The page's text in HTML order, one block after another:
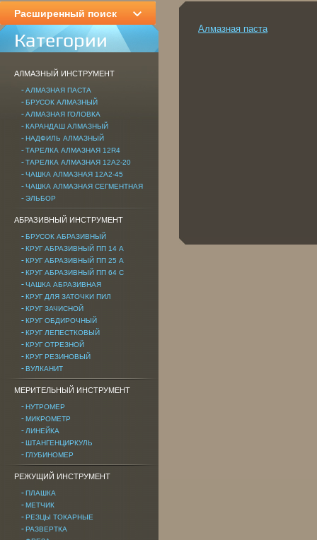
Расширенный поиск
Категории
АЛМАЗНЫЙ ИНСТРУМЕНТ
АЛМАЗНАЯ ПАСТА
БРУСОК АЛМАЗНЫЙ
АЛМАЗНАЯ ГОЛОВКА
КАРАНДАШ АЛМАЗНЫЙ
НАДФИЛЬ АЛМАЗНЫЙ
ТАРЕЛКА АЛМАЗНАЯ 12R4
ТАРЕЛКА АЛМАЗНАЯ 12A2-20
ЧАШКА АЛМАЗНАЯ 12А2-45
ЧАШКА АЛМАЗНАЯ СЕГМЕНТНАЯ
ЭЛЬБОР
АБРАЗИВНЫЙ ИНСТРУМЕНТ
БРУСОК АБРАЗИВНЫЙ
КРУГ АБРАЗИВНЫЙ ПП 14 А
КРУГ АБРАЗИВНЫЙ ПП 25 А
КРУГ АБРАЗИВНЫЙ ПП 64 С
ЧАШКА АБРАЗИВНАЯ
КРУГ ДЛЯ ЗАТОЧКИ ПИЛ
КРУГ ЗАЧИСНОЙ
КРУГ ОБДИРОЧНЫЙ
КРУГ ЛЕПЕСТКОВЫЙ
КРУГ ОТРЕЗНОЙ
КРУГ РЕЗИНОВЫЙ
ВУЛКАНИТ
МЕРИТЕЛЬНЫЙ ИНСТРУМЕНТ
НУТРОМЕР
МИКРОМЕТР
ЛИНЕЙКА
ШТАНГЕНЦИРКУЛЬ
ГЛУБИНОМЕР
РЕЖУЩИЙ ИНСТРУМЕНТ
ПЛАШКА
МЕТЧИК
РЕЗЦЫ ТОКАРНЫЕ
РАЗВЕРТКА
Алмазная паста